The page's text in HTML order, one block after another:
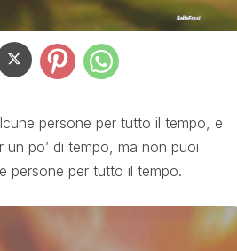
persone per tutto il tempo, e
un po’ di tempo, ma non puoi
persone per tutto il tempo.